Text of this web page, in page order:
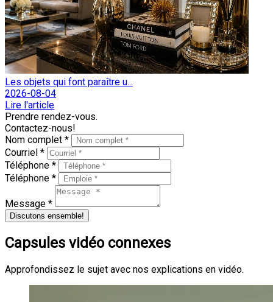
Les objets qui font paraître u...
2026-08-04
Lire l'article
Prendre rendez-vous.
Contactez-nous!
Nom complet *
Courriel *
Téléphone *
Téléphone *
Message *
Discutons ensemble!
Capsules vidéo connexes
Approfondissez le sujet avec nos explications en vidéo.